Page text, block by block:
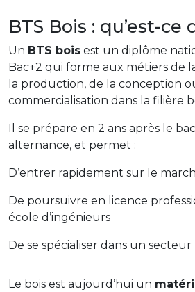
BTS Bois : qu’est-ce
Un BTS bois est un diplôme
Bac+2 qui forme aux métiers de
la production, de la conception
commercialisation dans la filière
Il se prépare en 2 ans après le
alternance, et permet :
D’entrer rapidement sur le
De poursuivre en licence
école d’ingénieurs
De se spécialiser dans un
Le bois est aujourd’hui un